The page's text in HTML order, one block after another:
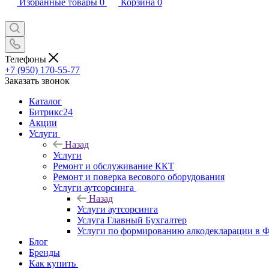
Избранные товары 0 Корзина 0
Телефоны
+7 (950) 170-55-77
Заказать звонок
Каталог
Битрикс24
Акции
Услуги
Назад
Услуги
Ремонт и обслуживание ККТ
Ремонт и поверка весового оборудования
Услуги аутсорсинга
Назад
Услуги аутсорсинга
Услуга Главный Бухгалтер
Услуги по формированию алкодекларации в
Блог
Бренды
Как купить